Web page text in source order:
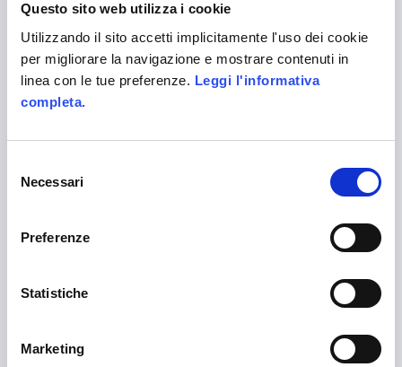
Questo sito web utilizza i cookie
Utilizzando il sito accetti implicitamente l'uso dei cookie
per migliorare la navigazione e mostrare contenuti in
linea con le tue preferenze. Leggi l'informativa
completa.
delNecessari
Preferenze
Statistiche
Marketing
Alittleb.it is the leading gamification agency to
Home
SKILLATO®